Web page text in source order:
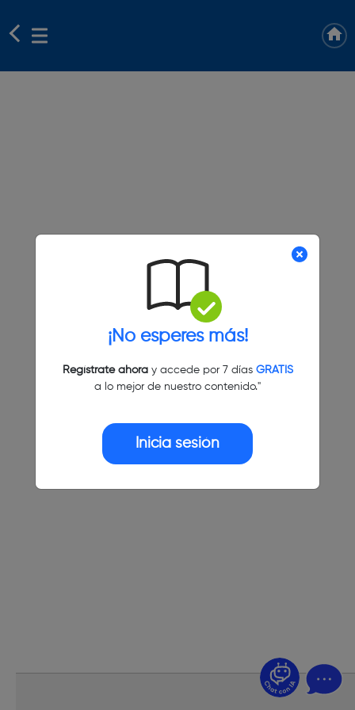
¡No esperes más!
Regístrate ahoray accede por 7 días GRATIS
a lo mejor de nuestro contenido."
Inicia sesión